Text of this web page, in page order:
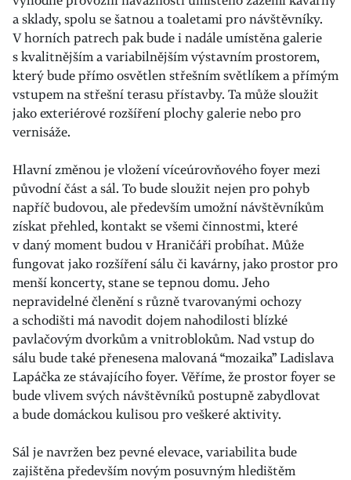
a sklady, spolu se šatnou a toaletami pro návštěvníky.
V horních patrech pak bude i nadále umístěna galerie
s kvalitnějším a variabilnějším výstavním prostorem,
který bude přímo osvětlen střešním světlíkem a přímým
vstupem na střešní terasu přístavby. Ta může sloužit
jako exteriérové rozšíření plochy galerie nebo pro
vernisáže.
Hlavní změnou je vložení víceúrovňového foyer mezi
původní část a sál. To bude sloužit nejen pro pohyb
napříč budovou, ale především umožní návštěvníkům
získat přehled, kontakt se všemi činnostmi, které
v daný moment budou v Hraničáři probíhat. Může
fungovat jako rozšíření sálu či kavárny, jako prostor pro
menší koncerty, stane se tepnou domu. Jeho
nepravidelné členění s různě tvarovanými ochozy
a schodišti má navodit dojem nahodilosti blízké
pavlačovým dvorkům a vnitroblokům. Nad vstup do
sálu bude také přenesena malovaná “mozaika” Ladislava
Lapáčka ze stávajícího foyer. Věříme, že prostor foyer se
bude vlivem svých návštěvníků postupně zabydlovat
a bude domáckou kulisou pro veškeré aktivity.
Sál je navržen bez pevné elevace, variabilita bude
zajištěna především novým posuvným hledištěm